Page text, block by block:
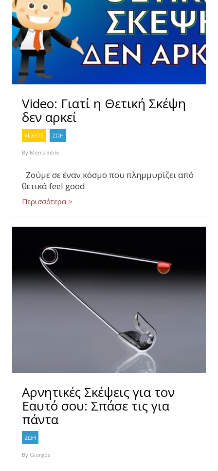
Video: Γιατί η Θετική Σκέψη
δεν αρκεί
VIDEOS ΖΩΗ
By Men's Bible
Ζούμε σε έναν κόσμο που πλημμυρίζει από
θετικά feel good
Περισσότερα >
Αρνητικές Σκέψεις για τον
Εαυτό σου: Σπάσε τις για
πάντα
ΖΩΗ
By Giorgos